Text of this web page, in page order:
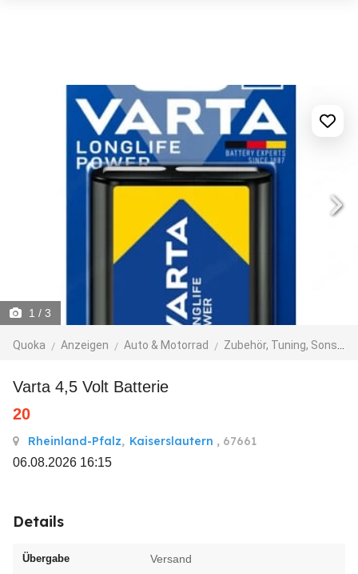
1 / 3
Quoka Anzeigen Auto & Motorrad Zubehör, Tuning, Sonstiges
Varta 4,5 Volt Batterie
20
Rheinland-Pfalz, Kaiserslautern , 67661
06.08.2026 16:15
Details
Übergabe Versand